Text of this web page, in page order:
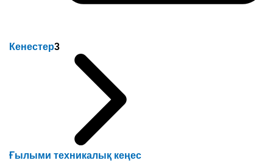
Кенестер3
Ғылыми техникалық кеңес